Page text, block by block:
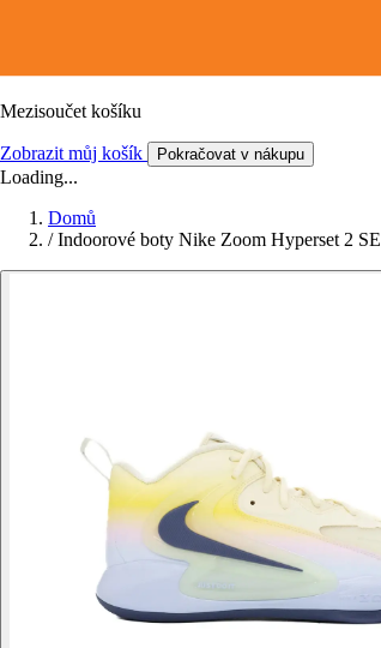
Mezisoučet košíku
Zobrazit můj košík Pokračovat v nákupu
Loading...
Domů
/ Indoorové boty Nike Zoom Hyperset 2 SE